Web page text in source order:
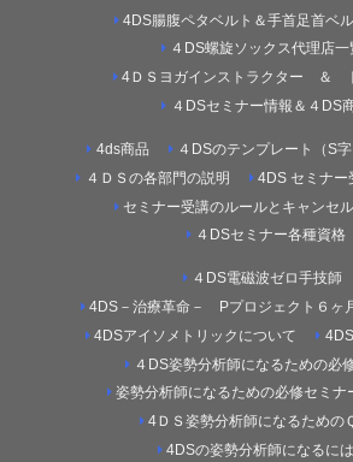
4DS腸腹ペタベルト＆手首足首ベ
４DS螺旋ソックス代理店一
4ＤＳヨガインストラクター ＆
４DSセミナー情報＆４DS
4ds商品
４DSのテンプレート（S字
４ＤＳの各部門の説明
4DS セミナー
セミナー受講のルールとキャンセ
４DSセミナー各種資格
４DS電磁波ゼロ手技師
4DS－治療革命－ Pプロジェクト６ヶ
4DSアイソメトリックについて
４DS姿勢分析師になるための必
姿勢分析師になるための必修セミナ
4ＤＳ姿勢分析師になるための
4DSの姿勢分析師になるには